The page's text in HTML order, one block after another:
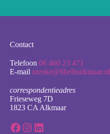
Contact
Telefoon 06 460 23 471
E-mail nienke@libellealkmaar.nl
correspondentieadres
Frieseweg 7D
1823 CA Alkmaar
Facebook Instagram LinkedIn